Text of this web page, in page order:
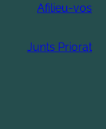
Afilieu-vos
Junts Priorat